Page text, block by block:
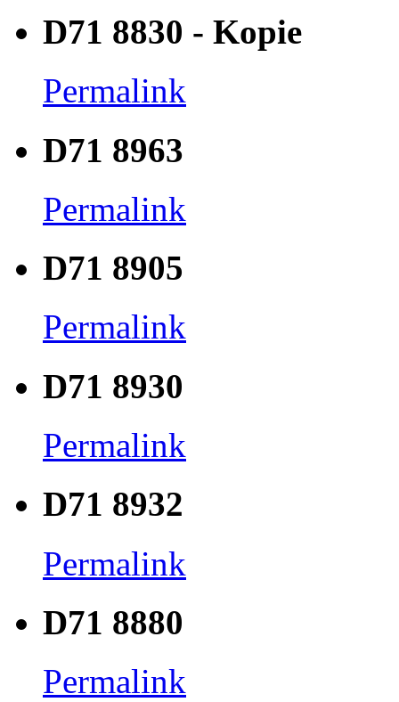
D71 8830 - Kopie
Permalink
D71 8963
Permalink
D71 8905
Permalink
D71 8930
Permalink
D71 8932
Permalink
D71 8880
Permalink